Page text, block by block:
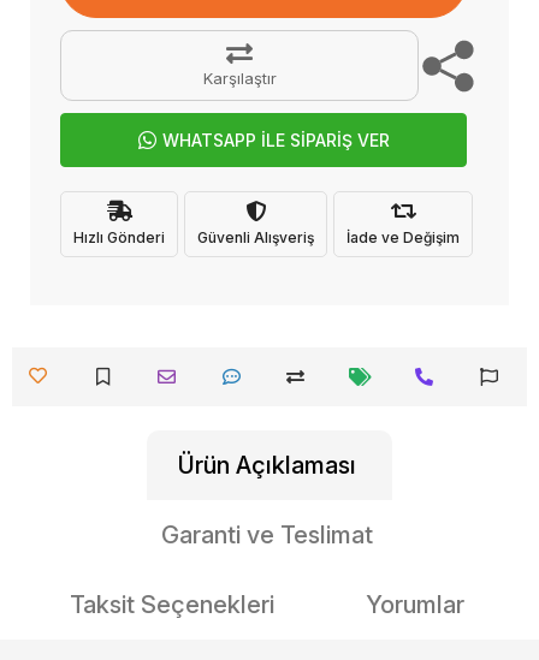
Karşılaştır
WHATSAPP İLE SİPARİŞ VER
Hızlı Gönderi Güvenli Alışveriş İade ve Değişim
Ürün Açıklaması
Garanti ve Teslimat
Taksit Seçenekleri Yorumlar